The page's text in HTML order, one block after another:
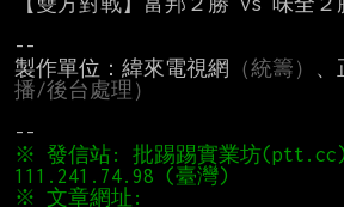
--
製作單位：緯來電視網
（統籌） 、
播/後台處理）
※ 發信站: 批踢踢實業坊